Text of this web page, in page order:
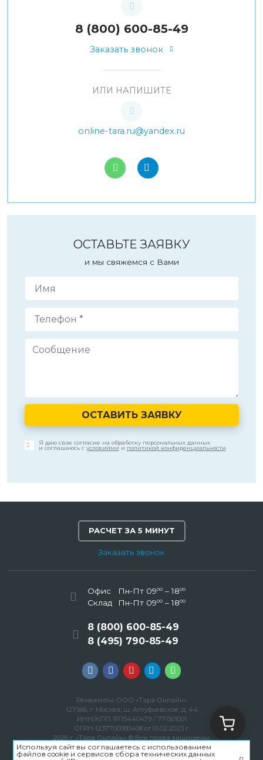
8 (800) 600-85-49
Заказать звонок
ИЛИ НАПИШИТЕ
online-tara.ru@yandex.ru
ОСТАВЬТЕ ЗАЯВКУ
и мы свяжемся с Вами
ОСТАВИТЬ ЗАЯВКУ
Я даю свое согласие на обработку персональных данных
и соглашаюсь с условиямии политикой конфиденциальности
РАСЧЕТ ЗА 5 МИНУТ
Заказать звонок
Офис Пн-Пт 0900– 1800
Склад Пн-Пт 0900– 1800
8 (800) 600-85-49
8 (495) 790-85-49
Реквизиты: ООО «Тара Онлайн»
127566, г. Москва, ш. Алтуфьевское, д. 44
ИНН/КПП: 9715440479 / 771501001
ОГРН-1237700080408 от 01.02.2023 г.
2026 г. «Тара Онлайн» © Все права защищены.
Политика конфиденциальности
Пользовательское соглашение
Используя сайт вы соглашаетесь с использованием
файлов cookie и сервисов сбора технических данных